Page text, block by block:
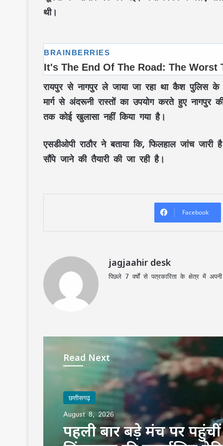
थी।
रायपुर से नागपुर ले जाया जा रहा था कैशपुलिस के
मार्ग से अंदरूनी रास्तों का उपयोग करते हुए
तक कोई खुलासा नहीं किया गया है।
एसडीओपी राठौर ने बताया कि, फिलहाल जांच
सौंपे जाने की तैयारी की जा रही है।
Facebook
jagjaahir desk
पिछले 7 वर्षों से पत्रकारिता के क्षेत्र में
Read Next
छत्तीसगढ़
August 8, 2026
पहली बार बड़े मंच पर पहुंचीं